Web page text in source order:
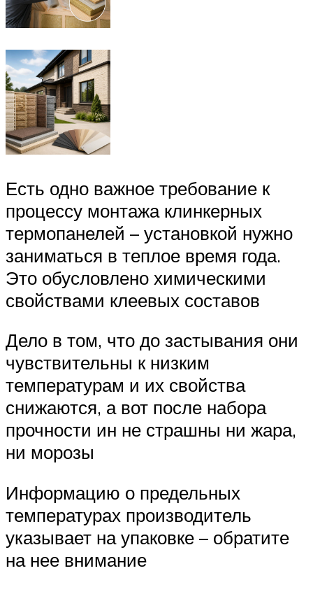
Есть одно важное требование к
процессу монтажа клинкерных
термопанелей – установкой нужно
заниматься в теплое время года.
Это обусловлено химическими
свойствами клеевых составов
Дело в том, что до застывания они
чувствительны к низким
температурам и их свойства
снижаются, а вот после набора
прочности ин не страшны ни жара,
ни морозы
Информацию о предельных
температурах производитель
указывает на упаковке – обратите
на нее внимание